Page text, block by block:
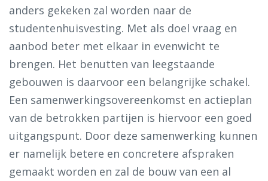
anders gekeken zal worden naar de
studentenhuisvesting. Met als doel vraag en
aanbod beter met elkaar in evenwicht te
brengen. Het benutten van leegstaande
gebouwen is daarvoor een belangrijke schakel.
Een samenwerkingsovereenkomst en actieplan
van de betrokken partijen is hiervoor een goed
uitgangspunt. Door deze samenwerking kunnen
er namelijk betere en concretere afspraken
gemaakt worden en zal de bouw van een al